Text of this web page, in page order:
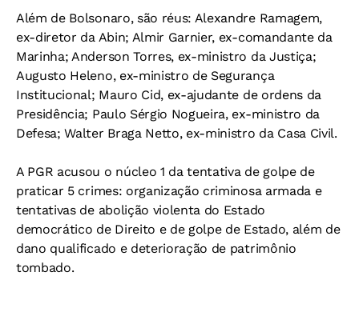
Além de Bolsonaro, são réus: Alexandre Ramagem,
ex-diretor da Abin; Almir Garnier, ex-comandante da
Marinha; Anderson Torres, ex-ministro da Justiça;
Augusto Heleno, ex-ministro de Segurança
Institucional; Mauro Cid, ex-ajudante de ordens da
Presidência; Paulo Sérgio Nogueira, ex-ministro da
Defesa; Walter Braga Netto, ex-ministro da Casa Civil.
A PGR acusou o núcleo 1 da tentativa de golpe de
praticar 5 crimes: organização criminosa armada e
tentativas de abolição violenta do Estado
democrático de Direito e de golpe de Estado, além de
dano qualificado e deterioração de patrimônio
tombado.